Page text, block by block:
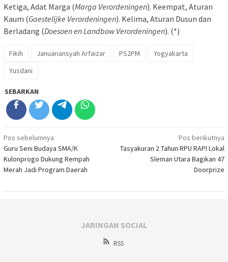
Ketiga, Adat Marga (Marga Verordeningen). Keempat, Aturan
Kaum (Gaestelijke Verordeningen). Kelima, Aturan Dusun dan
Berladang (Doesoen en Landbow Verordeningen). (*)
Fikih Januariansyah Arfaizar PS2PM
Yogyakarta
Yusdani
SEBARKAN
Navigasi
pos
Pos sebelumnya
Guru Seni Budaya SMA/K
Kulonprogo Dukung Rempah
Merah Jadi Program Daerah
Pos berikutnya
Tasyakuran 2 Tahun RPU RAPI Lokal
Sleman Utara Bagikan 47
Doorprize
JARINGAN SOCIAL
RSS